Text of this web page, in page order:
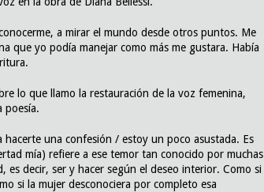
a mirar el mundo desde otros puntos. Me
que yo podía manejar como más me gustara. Había
lo que llamo la restauración de la voz femenina,
poesía.
hacerte una confesión / estoy un poco asustada. Es
mía) refiere a ese temor tan conocido por muchas
es decir, ser y hacer según el deseo interior. Como si
si la mujer desconociera por completo esa